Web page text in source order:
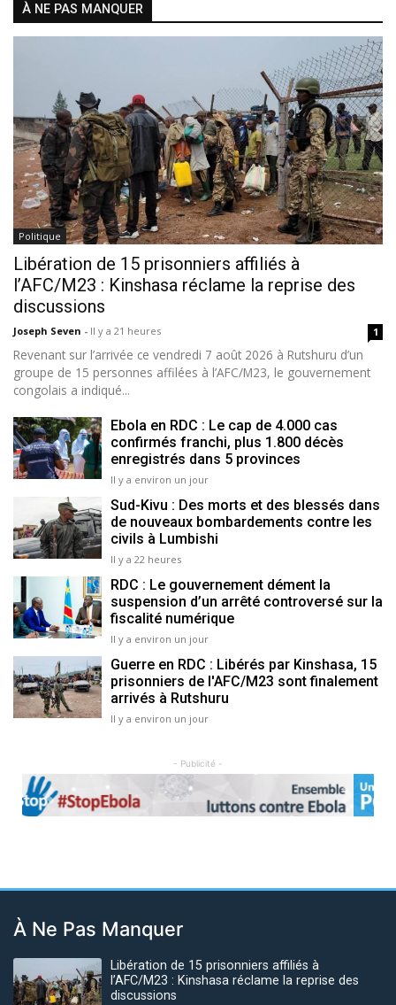
À NE PAS MANQUER
Politique
Libération de 15 prisonniers affiliés à
l’AFC/M23 : Kinshasa réclame la reprise des
discussions
Joseph Seven - Il y a 21 heures 1
Revenant sur l’arrivée ce vendredi 7 août 2026 à Rutshuru d’un
groupe de 15 personnes affilées à l’AFC/M23, le gouvernement
congolais a indiqué...
Ebola en RDC : Le cap de 4.000 cas
confirmés franchi, plus 1.800 décès
enregistrés dans 5 provinces
Il y a environ un jour
Sud-Kivu : Des morts et des blessés dans
de nouveaux bombardements contre les
civils à Lumbishi
Il y a 22 heures
RDC : Le gouvernement dément la
suspension d’un arrêté controversé sur la
fiscalité numérique
Il y a environ un jour
Guerre en RDC : Libérés par Kinshasa, 15
prisonniers de l'AFC/M23 sont finalement
arrivés à Rutshuru
Il y a environ un jour
- Publicité -
Previous Next
À Ne Pas Manquer
Libération de 15 prisonniers affiliés à
l’AFC/M23 : Kinshasa réclame la reprise des
discussions